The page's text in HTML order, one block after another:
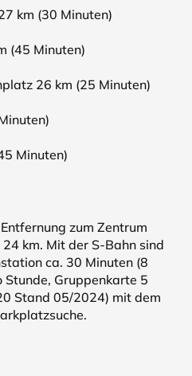
km (30 Minuten)
(45 Minuten)
26 km (25 Minuten)
Minuten)
zum Zentrum
km. Mit der S-Bahn sind
ca. 30 Minuten (8
Gruppenkarte 5
Stand 05/2024) mit dem